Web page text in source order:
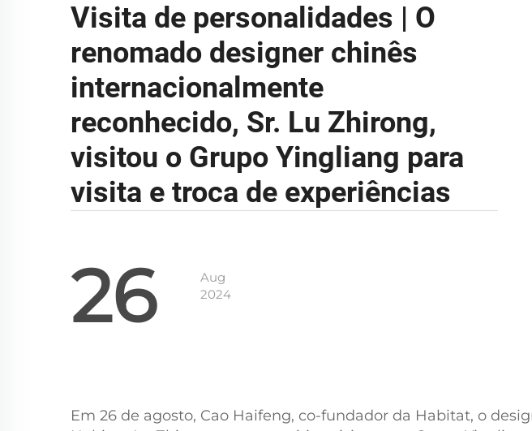
Visita de personalidades | O
renomado designer chinês
internacionalmente
reconhecido, Sr. Lu Zhirong,
visitou o Grupo Yingliang para
visita e troca de experiências
26
Aug
2024
Em 26 de agosto, Cao Haifeng, co-fundador da Habitat, o